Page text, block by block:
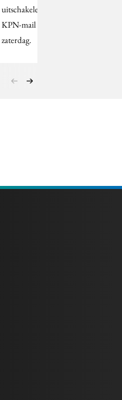
uitschakelen van de
KPN-mail op vrijdag en
zaterdag.